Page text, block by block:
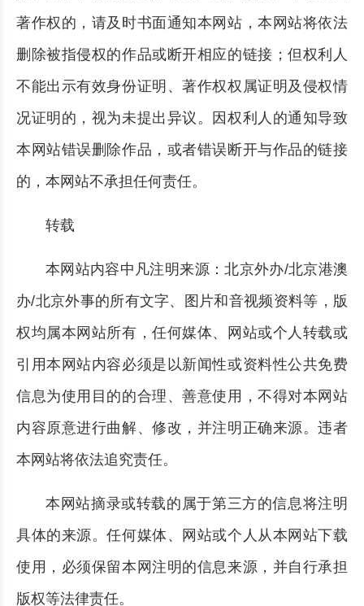
著作权的，请及时书面通知本网站，本网站将依法
删除被指侵权的作品或断开相应的链接；但权利人
不能出示有效身份证明、著作权权属证明及侵权情
况证明的，视为未提出异议。因权利人的通知导致
本网站错误删除作品，或者错误断开与作品的链接
的，本网站不承担任何责任。
转载
本网站内容中凡注明来源：北京外办/北京港澳
办/北京外事的所有文字、图片和音视频资料等，版
权均属本网站所有，任何媒体、网站或个人转载或
引用本网站内容必须是以新闻性或资料性公共免费
信息为使用目的的合理、善意使用，不得对本网站
内容原意进行曲解、修改，并注明正确来源。违者
本网站将依法追究责任。
本网站摘录或转载的属于第三方的信息将注明
具体的来源。任何媒体、网站或个人从本网站下载
使用，必须保留本网注明的信息来源，并自行承担
版权等法律责任。